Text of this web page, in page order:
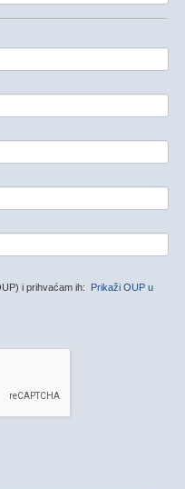
i prihvaćam ih:
Prikaži OUP u